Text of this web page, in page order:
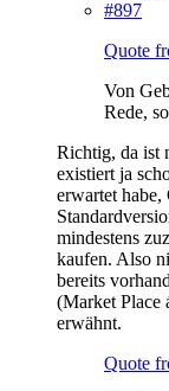
#897
Quote
Von
Rede,
Richtig, da ist
existiert ja
erwartet habe,
mindestens
kaufen. Also
bereits
(Market Place
erwähnt.
Quote